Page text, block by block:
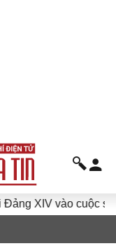
vào cuộc sống